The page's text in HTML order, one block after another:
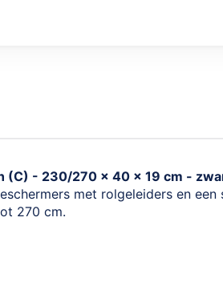
(C) - 230/270 x 40 x 19 cm -
met rolgeleiders en
270 cm.